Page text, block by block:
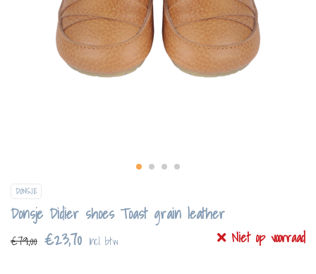
DONSJE
Donsje Didier shoes Toast grain leather
€79,00 €23,70 Incl. btw Niet op voorraad